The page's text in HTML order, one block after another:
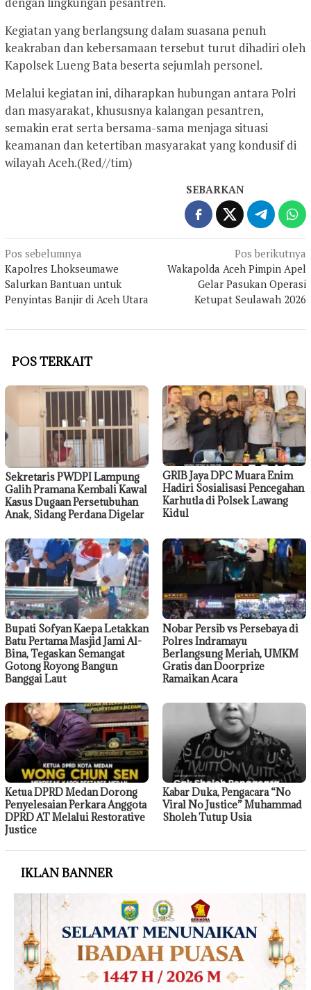
Kegiatan yang berlangsung dalam suasana penuh
keakraban dan kebersamaan tersebut turut dihadiri oleh
Kapolsek Lueng Bata beserta sejumlah personel.
Melalui kegiatan ini, diharapkan hubungan antara Polri
dan masyarakat, khususnya kalangan pesantren,
semakin erat serta bersama-sama menjaga situasi
keamanan dan ketertiban masyarakat yang kondusif di
wilayah Aceh.(Red//tim)
SEBARKAN
Navigasi
pos
Pos sebelumnya
Kapolres Lhokseumawe
Salurkan Bantuan untuk
Penyintas Banjir di Aceh Utara
Pos berikutnya
Wakapolda Aceh Pimpin Apel
Gelar Pasukan Operasi
Ketupat Seulawah 2026
POS TERKAIT
Sekretaris PWDPI Lampung
Galih Pramana Kembali Kawal
Kasus Dugaan Persetubuhan
Anak, Sidang Perdana Digelar
GRIB Jaya DPC Muara Enim
Hadiri Sosialisasi Pencegahan
Karhutla di Polsek Lawang
Kidul
Bupati Sofyan Kaepa Letakkan
Batu Pertama Masjid Jami Al-
Bina, Tegaskan Semangat
Gotong Royong Bangun
Banggai Laut
Nobar Persib vs Persebaya di
Polres Indramayu
Berlangsung Meriah, UMKM
Gratis dan Doorprize
Ramaikan Acara
Ketua DPRD Medan Dorong
Penyelesaian Perkara Anggota
DPRD AT Melalui Restorative
Justice
Kabar Duka, Pengacara “No
Viral No Justice” Muhammad
Sholeh Tutup Usia
IKLAN BANNER